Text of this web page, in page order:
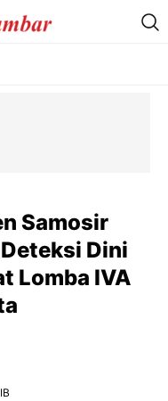
Samosir
Dini
Lomba IVA